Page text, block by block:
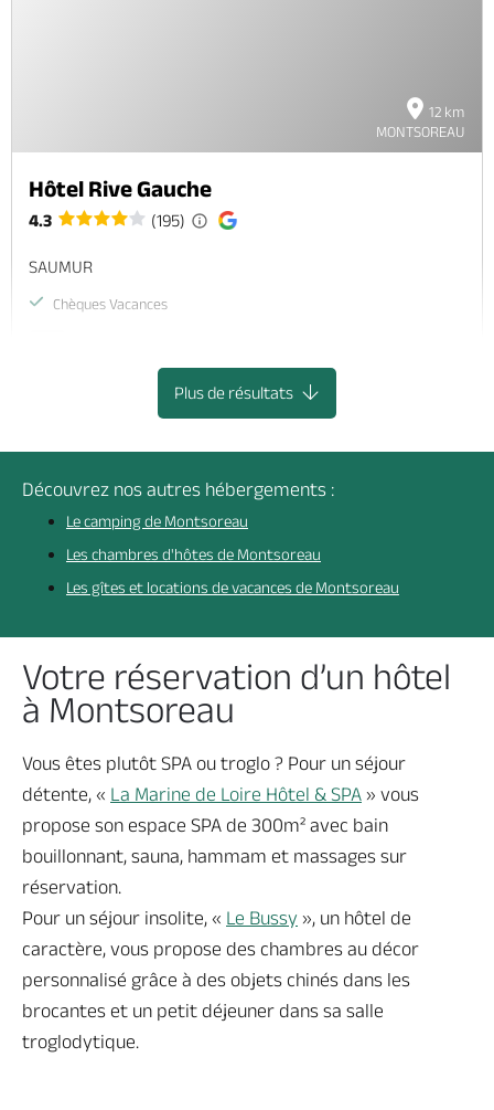
12 km
MONTSOREAU
Hôtel Rive Gauche
4.3 (195)
SAUMUR
Chèques Vacances
Plus de résultats
Découvrez nos autres hébergements :
Le camping de Montsoreau
Les chambres d'hôtes de Montsoreau
Les gîtes et locations de vacances de Montsoreau
Votre réservation d’un hôtel
à Montsoreau
Vous êtes plutôt SPA ou troglo ? Pour un séjour
détente, « La Marine de Loire Hôtel & SPA » vous
propose son espace SPA de 300m² avec bain
bouillonnant, sauna, hammam et massages sur
réservation.
Pour un séjour insolite, « Le Bussy », un hôtel de
caractère, vous propose des chambres au décor
personnalisé grâce à des objets chinés dans les
brocantes et un petit déjeuner dans sa salle
troglodytique.